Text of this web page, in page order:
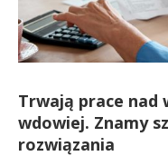
Trwają prace nad
wdowiej. Znamy
rozwiązania